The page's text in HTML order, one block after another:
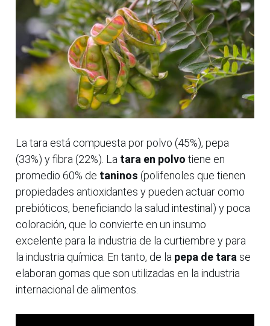
La tara está compuesta por polvo (45%), pepa
(33%) y fibra (22%). La tara en polvo tiene en
promedio 60% de taninos (polifenoles que tienen
propiedades antioxidantes y pueden actuar como
prebióticos, beneficiando la salud intestinal) y poca
coloración, que lo convierte en un insumo
excelente para la industria de la curtiembre y para
la industria química. En tanto, de la pepa de tara se
elaboran gomas que son utilizadas en la industria
internacional de alimentos.